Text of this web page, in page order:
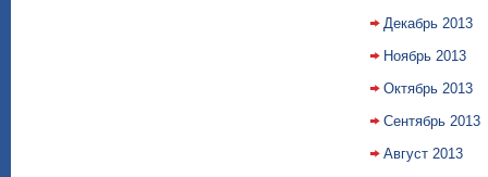
Декабрь 2013
Ноябрь 2013
Октябрь 2013
Сентябрь 2013
Август 2013